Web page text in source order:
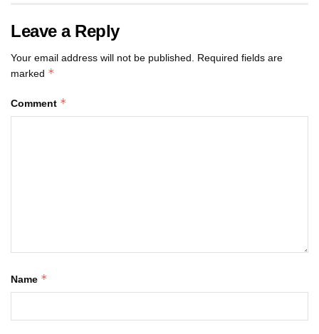
Leave a Reply
Your email address will not be published.
Required fields are
marked *
Comment *
Name *